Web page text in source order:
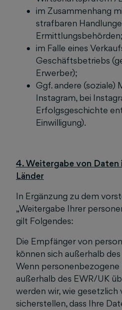
im Zusammenhang
strafbaren
Ermittlungsbehörden;
im Falle eines
Geschäftsbetriebs
Erwerber);
Ggf. andere (soziale)
Instagram, bei
Erfolgsgeschichte
Einwilligung).
4. Weitergabe von Daten
Länder
In Ergänzung zu dem
„Weitergabe Ihrer
gilt Folgendes:
Die Empfänger von
können sich außerhalb
Wenn
außerhalb des EWR/UK
werden wir, wie gesetzlich
sicherstellen, dass Ihre